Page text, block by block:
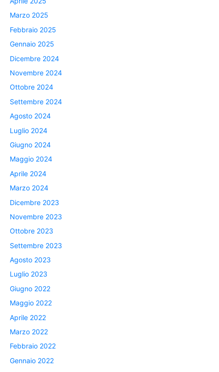
Marzo 2025
Febbraio 2025
Gennaio 2025
Dicembre 2024
Novembre 2024
Ottobre 2024
Settembre 2024
Agosto 2024
Luglio 2024
Giugno 2024
Maggio 2024
Aprile 2024
Marzo 2024
Dicembre 2023
Novembre 2023
Ottobre 2023
Settembre 2023
Agosto 2023
Luglio 2023
Giugno 2022
Maggio 2022
Aprile 2022
Marzo 2022
Febbraio 2022
Gennaio 2022